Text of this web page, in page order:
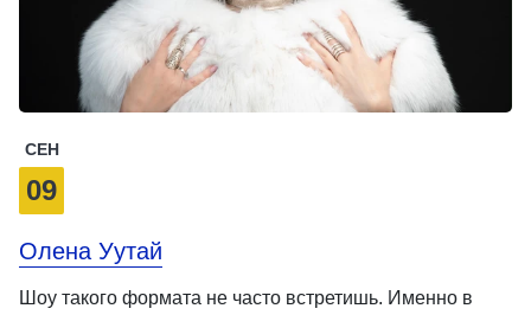
СЕН
09
Олена Уутай
Шоу такого формата не часто встретишь. Именно в